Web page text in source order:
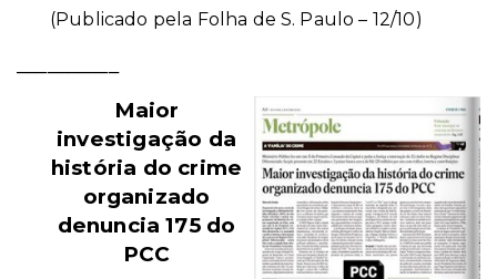
(Publicado pela Folha de S. Paulo – 12/10)
Maior
investigação da
história do crime
organizado
denuncia 175 do
PCC